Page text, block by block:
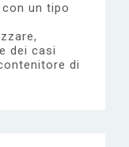
un tipo
dei casi
di